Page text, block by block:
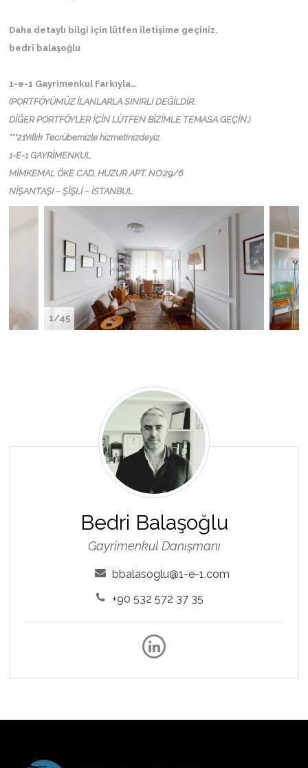
Daha detaylı bilgi için lütfen iletişime geçiniz.
bedri balaşoğlu
1-e-1 Gayrimenkul Farkıyla…
(PORTFÖYÜMÜZ İLANLARLA SINIRLI DEĞİLDİR.
DİĞER PORTFÖYLER İÇİN LÜTFEN BİZİMLE TEMASA GEÇİN.)
***21Yıllık Tecrübemizle hizmetinizdeyiz.
1-E-1 GAYRİMENKUL
MİMKEMAL ÖKE CAD. HUZUR APT. NO:29/6
NİŞANTAŞI – ŞİŞLİ – İSTANBUL
1/45
Bedri
Balaşoğlu
Bedri Balaşoğlu
Gayrimenkul Danışmanı
bbalasoglu@1-e-1.com
+90 532 572 37 35